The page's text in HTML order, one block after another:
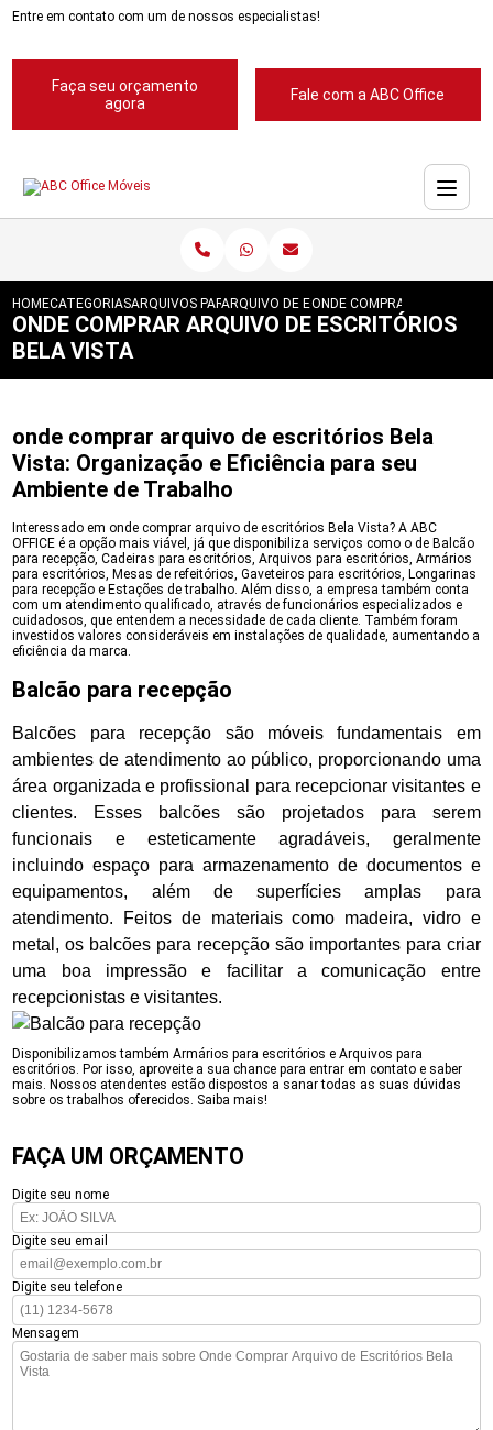
Entre em contato com um de nossos especialistas!
Faça seu orçamento
agora
Fale com a ABC Office
HOMECATEGORIASARQUIVOS PARA ESCRITORIOS
ARQUIVO DE ESCRITORIOSONDE COMPRAR ARQUIVO
ONDE COMPRAR ARQUIVO DE ESCRITÓRIOS
BELA VISTA
onde comprar arquivo de escritórios Bela
Vista: Organização e Eficiência para seu
Ambiente de Trabalho
Interessado em onde comprar arquivo de escritórios Bela Vista? A ABC
OFFICE é a opção mais viável, já que disponibiliza serviços como o de Balcão
para recepção, Cadeiras para escritórios, Arquivos para escritórios, Armários
para escritórios, Mesas de refeitórios, Gaveteiros para escritórios, Longarinas
para recepção e Estações de trabalho. Além disso, a empresa também conta
com um atendimento qualificado, através de funcionários especializados e
cuidadosos, que entendem a necessidade de cada cliente. Também foram
investidos valores consideráveis em instalações de qualidade, aumentando a
eficiência da marca.
Balcão para recepção
Balcões para recepção são móveis fundamentais em
ambientes de atendimento ao público, proporcionando uma
área organizada e profissional para recepcionar visitantes e
clientes. Esses balcões são projetados para serem
funcionais e esteticamente agradáveis, geralmente
incluindo espaço para armazenamento de documentos e
equipamentos, além de superfícies amplas para
atendimento. Feitos de materiais como madeira, vidro e
metal, os balcões para recepção são importantes para criar
uma boa impressão e facilitar a comunicação entre
recepcionistas e visitantes.
Disponibilizamos também Armários para escritórios e Arquivos para
escritórios. Por isso, aproveite a sua chance para entrar em contato e saber
mais. Nossos atendentes estão dispostos a sanar todas as suas dúvidas
sobre os trabalhos oferecidos. Saiba mais!
FAÇA UM ORÇAMENTO
Digite seu nome
Digite seu email
Digite seu telefone
Mensagem